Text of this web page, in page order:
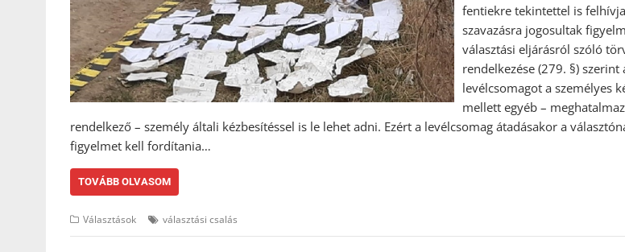
fentiekre tekintettel is
szavazásra jogosultak
választási eljárásról szóló
rendelkezése (279. §) szerint
levélcsomagot a személyes
mellett egyéb –
rendelkező – személy általi kézbesítéssel is le lehet adni. Ezért a levélcsomag átadásakor a
figyelmet kell fordítania…
TOVÁBB OLVASOM
Választások választási csalás